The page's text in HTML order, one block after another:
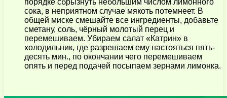
сока, в неприятном случае мякоть потемнеет. В
общей миске смешайте все ингредиенты, добавьте
сметану, соль, чёрный молотый перец и
перемешиваем. Убираем салат «Катрин» в
холодильник, где разрешаем ему настояться пять-
десять мин., по окончании чего перемешиваем
опять и перед подачей посыпаем зернами лимонка.